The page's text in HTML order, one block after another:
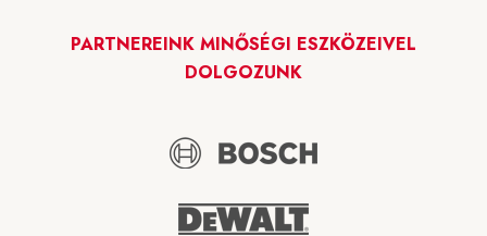
PARTNEREINK MINŐSÉGI ESZKÖZEIVEL
DOLGOZUNK